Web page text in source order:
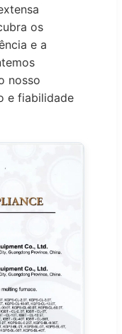
os
e a
nosso
e fiabilidade